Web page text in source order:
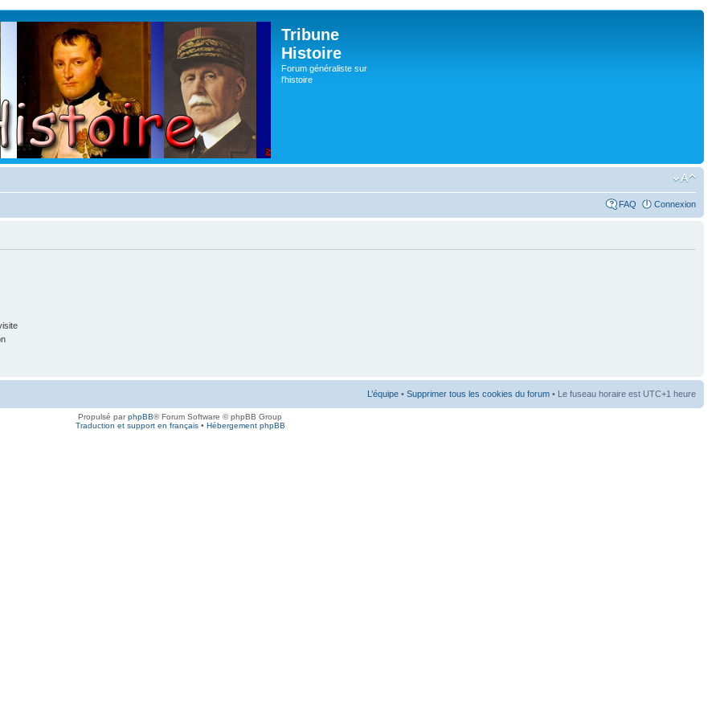
Tribune
Histoire
Forum généraliste sur
l'histoire
FAQ Connexion
L’équipe • Supprimer tous les cookies du forum • Le fuseau horaire est UTC+1 heure
Propulsé parphpBB® Forum Software © phpBB Group
Traduction et support en français• Hébergement phpBB